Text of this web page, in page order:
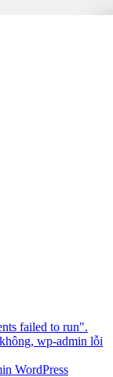
failed to run".
wp-admin lỗi
WordPress